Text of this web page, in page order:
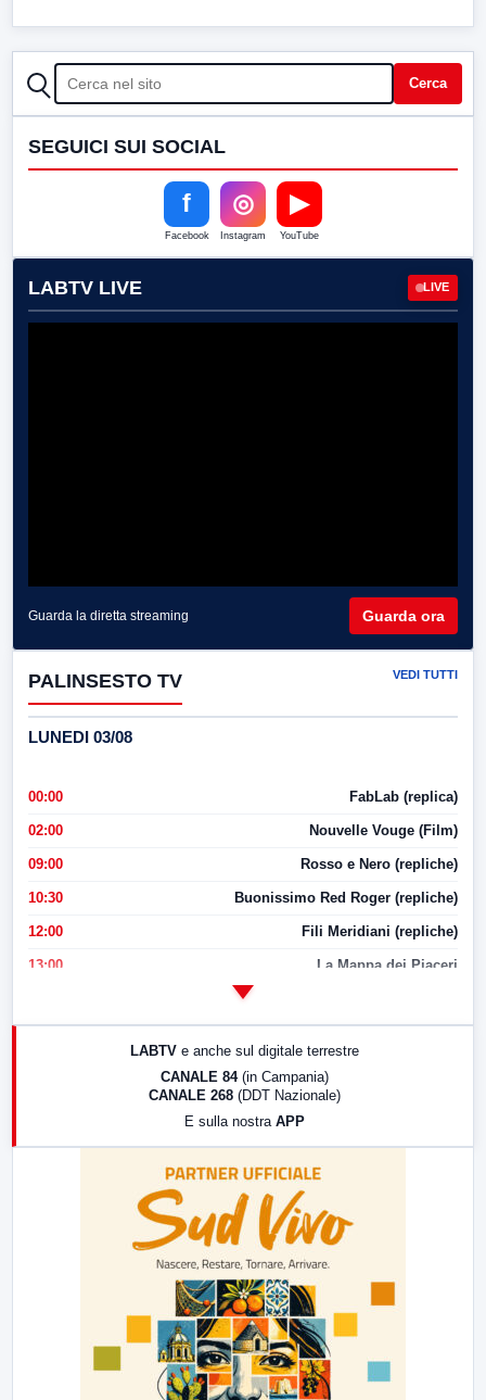
CERCA Cerca
SEGUICI SUI SOCIAL
f
Facebook
◎
Instagram
▶
YouTube
LABTV LIVE LIVE
Guarda la diretta streaming Guarda ora
PALINSESTO TV VEDI TUTTI
LUNEDI 03/08
00:00 FabLab (replica)
02:00 Nouvelle Vouge (Film)
09:00 Rosso e Nero (repliche)
10:30 Buonissimo Red Roger (repliche)
12:00 Fili Meridiani (repliche)
13:00 La Mappa dei Piaceri
17:00 LabNews (replica)
LABTV e anche sul digitale terrestre
CANALE 84 (in Campania)
CANALE 268 (DDT Nazionale)
E sulla nostra APP